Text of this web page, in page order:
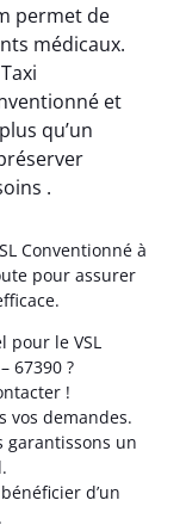
permet de
médicaux.
et
qu’un
.
Conventionné à
pour assurer
pour le VSL
67390 ?
!
vos demandes.
garantissons un
d’un